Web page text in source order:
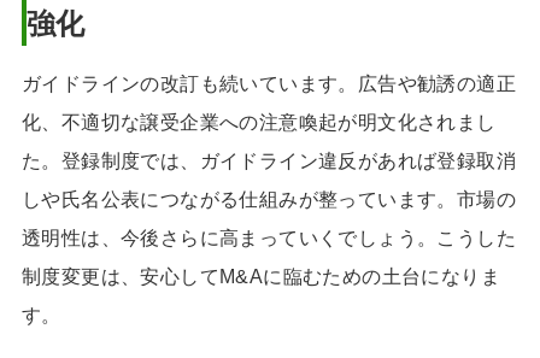
強化
ガイドラインの改訂も続いています。広告や勧誘の適正
化、不適切な譲受企業への注意喚起が明文化されまし
た。登録制度では、ガイドライン違反があれば登録取消
しや氏名公表につながる仕組みが整っています。市場の
透明性は、今後さらに高まっていくでしょう。こうした
制度変更は、安心してM&Aに臨むための土台になりま
す。